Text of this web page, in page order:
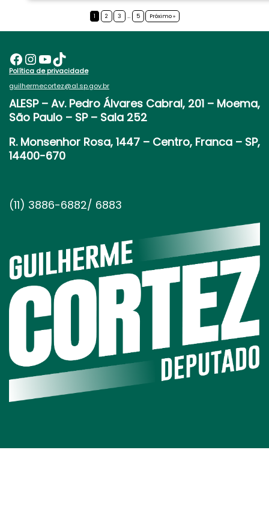
1 2 3 … 5 Próximo »
Facebook InstagramYoutube TikTok
Política de privacidade
guilhermecortez@al.sp.gov.br
ALESP – Av. Pedro Álvares Cabral, 201 – Moema,
São Paulo – SP – Sala 252
R. Monsenhor Rosa, 1447 – Centro, Franca – SP,
14400-670
(11) 3886-6882/ 6883